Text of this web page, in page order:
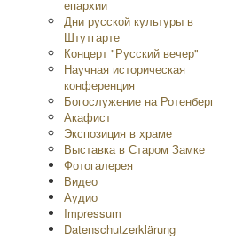
епархии
Дни русской культуры в
Штутгарте
Концерт "Русский вечер"
Научная историческая
конференция
Богослужение на Ротенберг
Акафист
Экспозиция в храме
Выставка в Старом Замке
Фотогалерея
Видео
Аудио
Impressum
Datenschutzerklärung